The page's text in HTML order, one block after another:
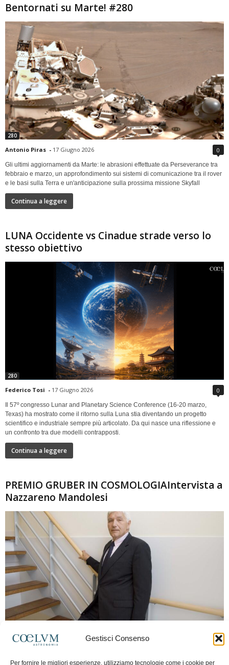
Gestisci Consenso
Per fornire le migliori esperienze, utilizziamo tecnologie come i cookie per
Bentornati su Marte! #280
280
Antonio Piras - 17 Giugno 2026 0
Gli ultimi aggiornamenti da Marte: le abrasioni effettuate da Perseverance tra
febbraio e marzo, un approfondimento sui sistemi di comunicazione tra il rover
e le basi sulla Terra e un'anticipazione sulla prossima missione Skyfall
Continua a leggere
LUNA Occidente vs Cinadue strade verso lo
stesso obiettivo
280
Federico Tosi - 17 Giugno 2026 0
Il 57º congresso Lunar and Planetary Science Conference (16-20 marzo,
Texas) ha mostrato come il ritorno sulla Luna stia diventando un progetto
scientifico e industriale sempre più articolato. Da qui nasce una riflessione e
un confronto tra due modelli contrapposti.
Continua a leggere
PREMIO GRUBER IN COSMOLOGIAIntervista a
Nazzareno Mandolesi
Frida Paolella - 16 Giugno 2026 0
spaziale europea e della missione Planck. Il dialogo ripercorre i principali